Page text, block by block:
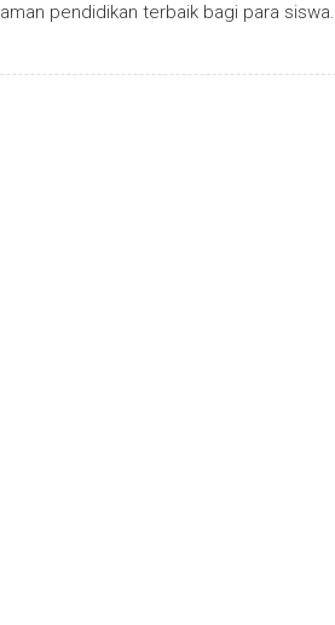
pendidikan terbaik bagi para siswa.